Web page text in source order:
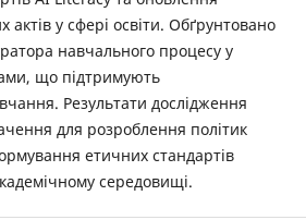
у сфері освіти. Обґрунтовано
навчального процесу у
що підтримують
Результати дослідження
для розроблення політик
етичних стандартів
середовищі.